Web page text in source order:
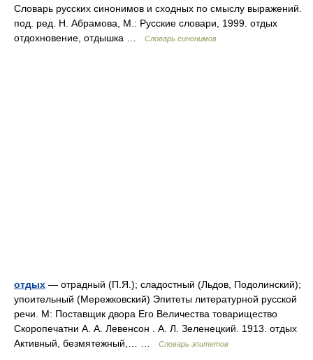
Словарь русских синонимов и сходных по смыслу выражений.
под. ред. Н. Абрамова, М.: Русские словари, 1999. отдых
отдохновение, отдышка …
Словарь синонимов
отдых — отрадный (П.Я.); сладостный (Льдов, Подолинский);
упоительный (Мережковский) Эпитеты литературной русской
речи. М: Поставщик двора Его Величества товарищество
Скоропечатни А. А. Левенсон . А. Л. Зеленецкий. 1913. отдых
Активный, безмятежный,… …
Словарь эпитетов